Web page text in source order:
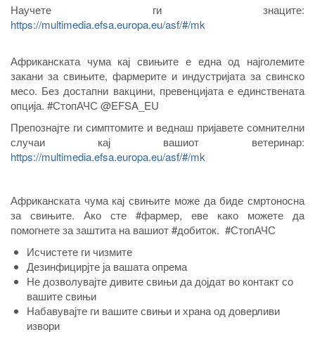
Научете ги знаците:
https://multimedia.efsa.europa.eu/asf/#/mk
Африканската чума кај свињите е една од најголемите
закани за свињите, фармерите и индустријата за свинско
месо. Без достапни вакцини, превенцијата е единствената
опција. #СтопАЧС @EFSA_EU
Препознајте ги симптомите и веднаш пријавете сомнителни
случаи кај вашиот ветеринар:
https://multimedia.efsa.europa.eu/asf/#/mk
Африканската чума кај свињите може да биде смртоносна
за свињите. Ако сте #фармер, еве како можете да
помогнете за заштита на вашиот #добиток. #СтопАЧС
Исчистете ги чизмите
Дезинфицирјте ја вашата опрема
Не дозволувајте дивите свињи да дојдат во контакт со
вашите свињи
Набавувајте ги вашите свињи и храна од доверливи
извори